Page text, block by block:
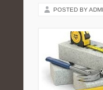
POSTED BY